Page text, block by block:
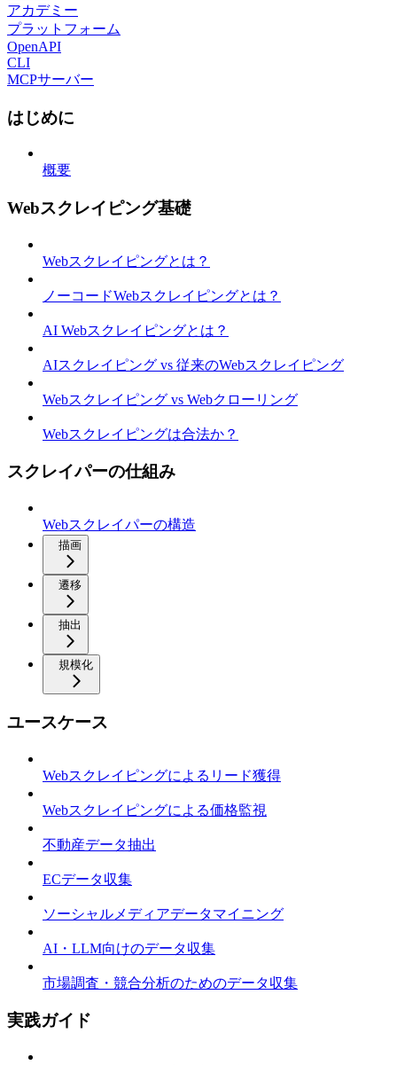
アカデミー
プラットフォーム
OpenAPI
CLI
MCPサーバー
はじめに
概要
Webスクレイピング基礎
Webスクレイピングとは？
ノーコードWebスクレイピングとは？
AI Webスクレイピングとは？
AIスクレイピング vs 従来のWebスクレイピング
Webスクレイピング vs Webクローリング
Webスクレイピングは合法か？
スクレイパーの仕組み
Webスクレイパーの構造
描画
遷移
抽出
規模化
ユースケース
Webスクレイピングによるリード獲得
Webスクレイピングによる価格監視
不動産データ抽出
ECデータ収集
ソーシャルメディアデータマイニング
AI・LLM向けのデータ収集
市場調査・競合分析のためのデータ収集
実践ガイド